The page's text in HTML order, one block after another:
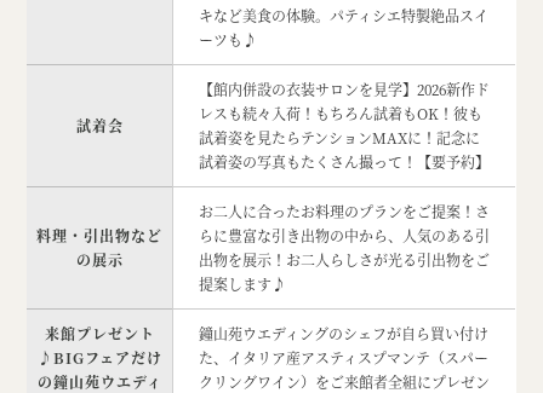
キなど美食の体験。パティシエ特製絶品スイ
ーツも♪
試着会
【館内併設の衣装サロンを見学】2026新作ド
レスも続々入荷！もちろん試着もOK！彼も
試着姿を見たらテンションMAXに！記念に
試着姿の写真もたくさん撮って！【要予約】
料理・引出物など
の展示
お二人に合ったお料理のプランをご提案！さ
らに豊富な引き出物の中から、人気のある引
出物を展示！お二人らしさが光る引出物をご
提案します♪
来館プレゼント
♪BIGフェアだけ
の鐘山苑ウエディ
鐘山苑ウエディングのシェフが自ら買い付け
た、イタリア産アスティスプマンテ（スパー
クリングワイン）をご来館者全組にプレゼン